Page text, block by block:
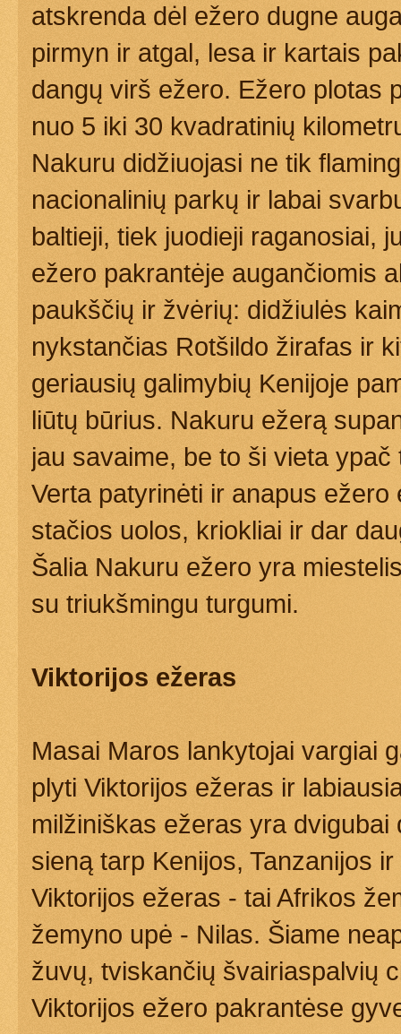
atskrenda dėl ežero dugne
pirmyn ir atgal, lesa ir kartais
dangų virš ežero. Ežero plotas
nuo 5 iki 30 kvadratinių
Nakuru didžiuojasi ne tik
nacionalinių parkų ir labai
baltieji, tiek juodieji raganosiai,
ežero pakrantėje augančiomis
paukščių ir žvėrių: didžiulės
nykstančias Rotšildo žirafas ir
geriausių galimybių Kenijoje
liūtų būrius. Nakuru ežerą
jau savaime, be to ši vieta
Verta patyrinėti ir anapus
stačios uolos, kriokliai ir dar
Šalia Nakuru ežero yra
su triukšmingu turgumi.
Viktorijos ežeras
Masai Maros lankytojai vargiai
plyti Viktorijos ežeras ir
milžiniškas ežeras yra
sieną tarp Kenijos, Tanzanijos
Viktorijos ežeras - tai Afrikos
žemyno upė - Nilas. Šiame
žuvų, tviskančių švairiaspalvių
Viktorijos ežero pakrantėse